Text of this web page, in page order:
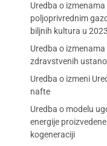
Uredba o
poljoprivrednim
biljnih kultura u
Uredba o
zdravstvenih
Uredba o izmeni
nafte
Uredba o modelu
energije
kogeneraciji